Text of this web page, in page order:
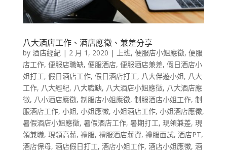
八大酒店工作、酒店應徵、兼差分享
by 酒店經紀| 2 月 1, 2020 | 上班, 便服店小姐應徵, 便服
店工作, 便服店職缺, 便服酒店, 便服酒店兼差, 假日酒店小
姐打工, 假日酒店工作, 假日酒店打工, 八大伴遊小姐, 八大
工作, 八大經紀, 八大職缺, 八大酒店小姐應徵, 八大酒店應
徵, 八小酒店應徵, 制服店小姐應徵, 制服酒店小姐工作, 制
服酒店工作, 小姐, 小姐應徵, 小姐酒店工作, 小姐酒店應徵,
暑假酒店小姐應徵, 暑假酒店工作, 暑期打工, 現領兼差, 現
領兼職, 現領高薪, 禮服, 禮服酒店薪資, 禮服面試, 酒店PT,
酒店保母, 酒店假日打工, 酒店小姐工作, 酒店小姐應徵, 酒